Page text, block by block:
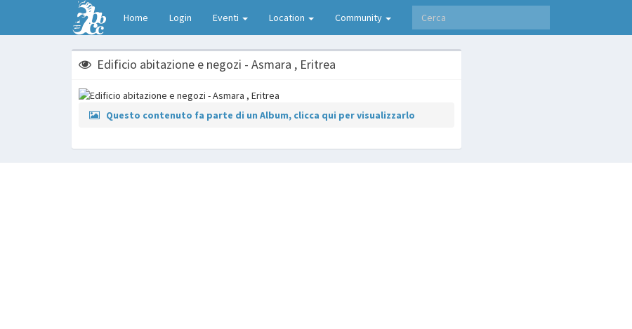
Home Login Eventi Location Community
Edificio abitazione e negozi - Asmara , Eritrea
Questo contenuto fa parte di un Album, clicca qui per visualizzarlo